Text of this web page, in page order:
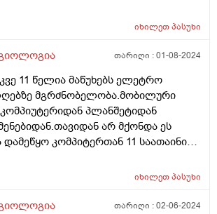
მიღება. გადავიღე კარდიოგრამა,
როგორ მოვიქცე?
იხილეთპასუხი
თარიღი :01-08-2024
11 წელია მაწუხებს ელეტრო
მგრძნობელობა.მობილური
პლანშეტიდან
არ მქონდა ეს
კომპიტერთან 11 საათაინი
ძლიერი მოჭერითი ტკვილი და
წელს მიმძიმდება შეგრძნება.უკვე
იხილეთპასუხი
თარიღი :02-06-2024